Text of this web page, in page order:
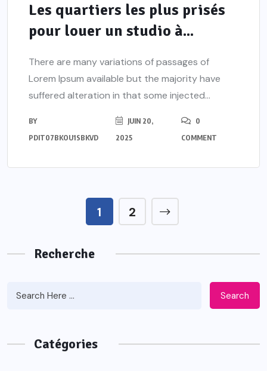
Les quartiers les plus prisés
pour louer un studio à...
There are many variations of passages of
Lorem Ipsum available but the majority have
suffered alteration in that some injected...
BY
PDIT07BKOU1SBKVD
JUIN 20,
2025
0
COMMENT
1 2
Recherche
Search
Catégories